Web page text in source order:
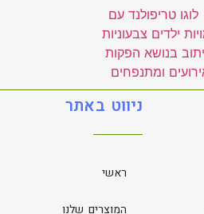
ניווט באתר
ראשי
המוצרים שלנו